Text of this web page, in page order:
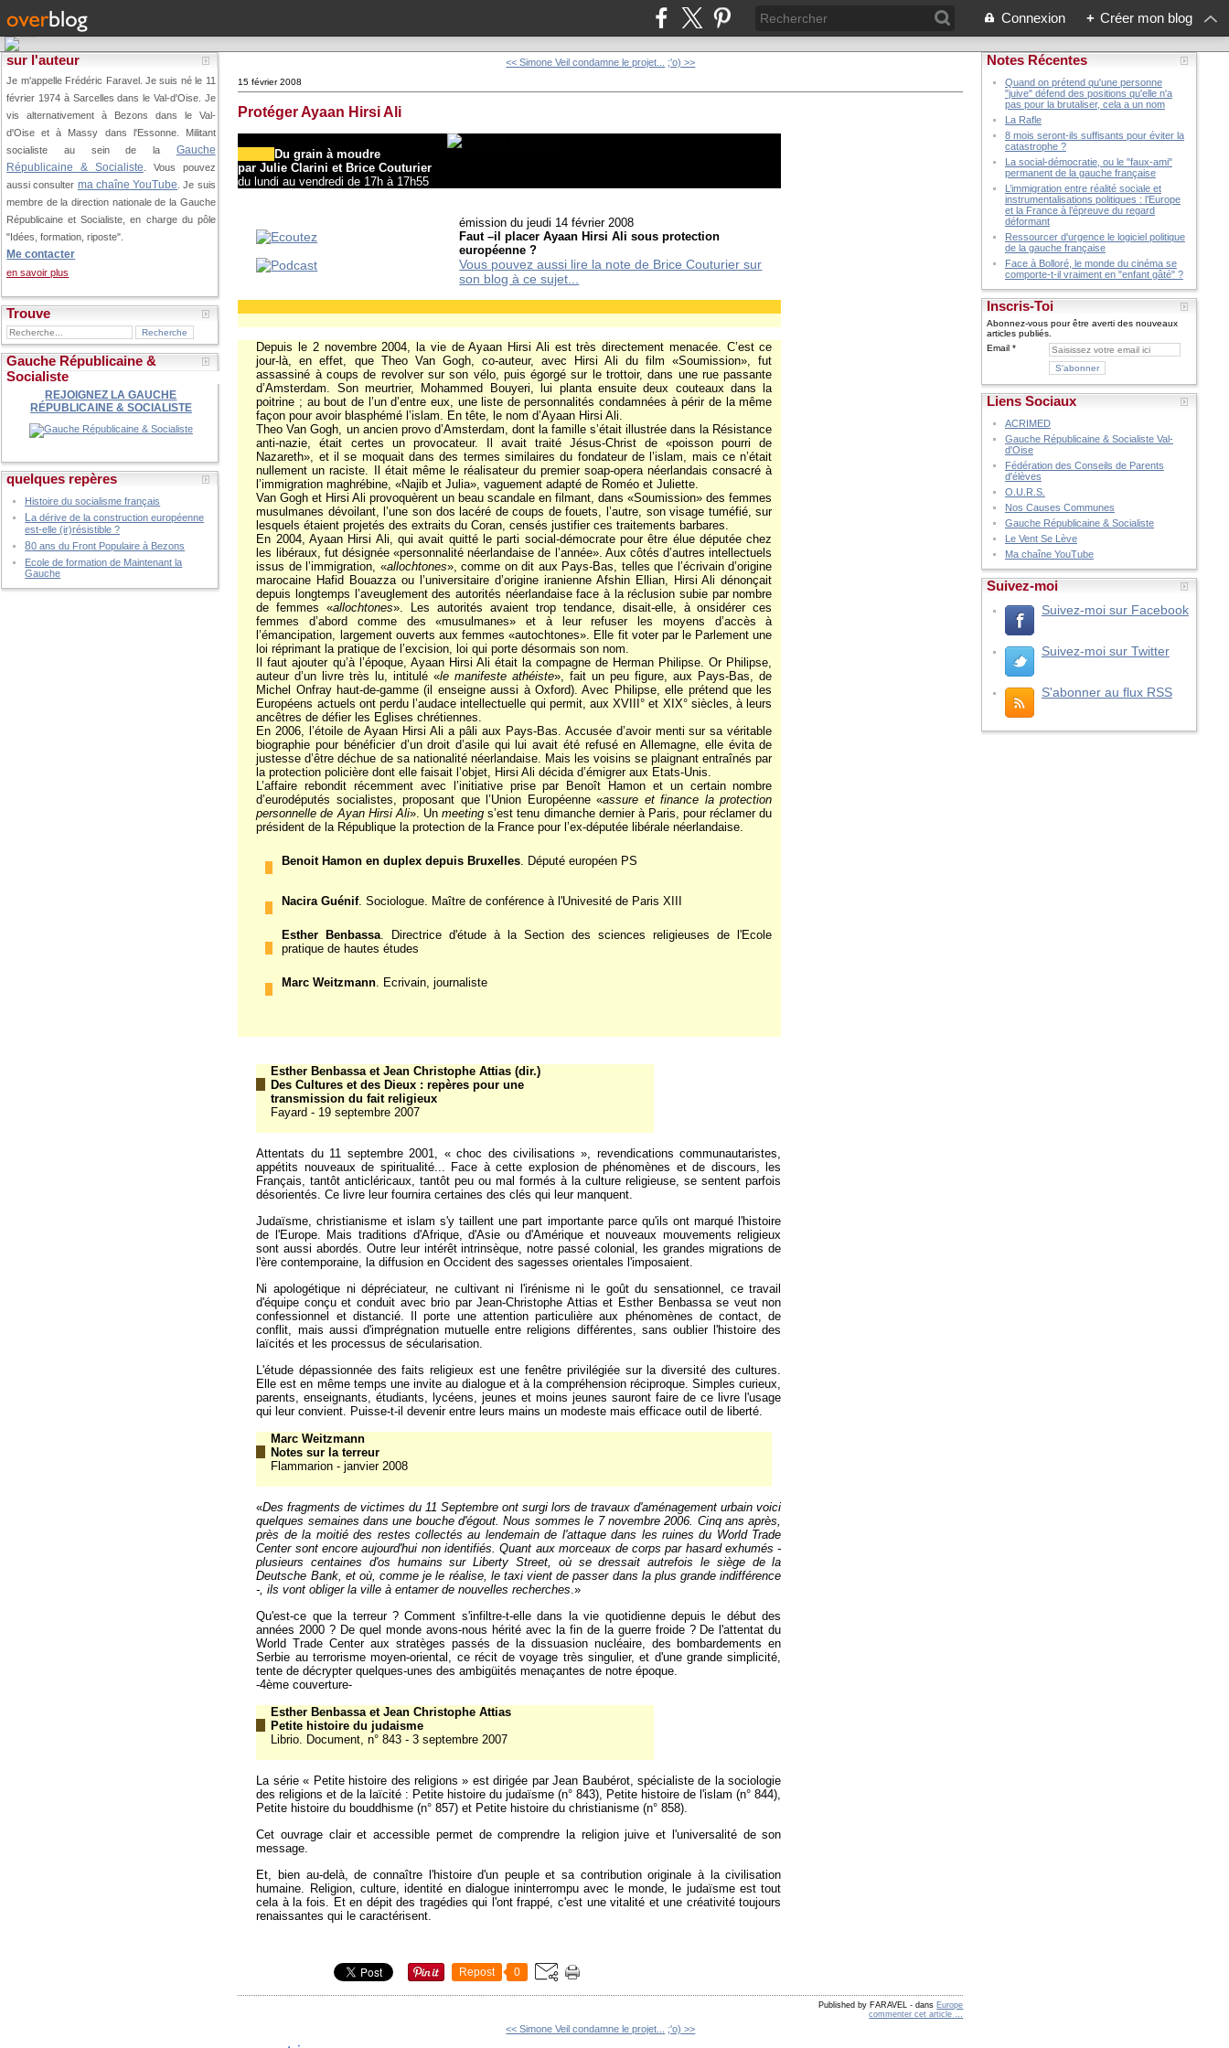
Connexion + Créer mon blog
sur l'auteur
Je m'appelle Frédéric Faravel. Je suis né le 11
février 1974 à Sarcelles dans le Val-d'Oise. Je
vis alternativement à Bezons dans le Val-
d'Oise et à Massy dans l'Essonne. Militant
socialiste au sein de la Gauche
Républicaine & Socialiste . Vous pouvez
aussi consulter ma chaîne YouTube . Je suis
membre de la direction nationale de la Gauche
Républicaine et Socialiste, en charge du pôle
"Idées, formation, riposte".
Me contacter
en savoir plus
Trouve
Gauche Républicaine &
Socialiste
REJOIGNEZ LA GAUCHE
RÉPUBLICAINE & SOCIALISTE
quelques repères
Histoire du socialisme français
La dérive de la construction européenne
est-elle (ir)résistible ?
80 ans du Front Populaire à Bezons
Ecole de formation de Maintenant la
Gauche
<< Simone Veil condamne le projet... ;'o) >>
15 février 2008
Protéger Ayaan Hirsi Ali
Du grain à moudre
par Julie Clarini et Brice Couturier
du lundi au vendredi de 17h à 17h55
émission du jeudi 14 février 2008
Faut –il placer Ayaan Hirsi Ali sous protection
européenne ?
Vous pouvez aussi lire la note de Brice Couturier sur
son blog à ce sujet...
Depuis le 2 novembre 2004, la vie de Ayaan Hirsi Ali est très directement menacée. C’est ce
jour-là, en effet, que Theo Van Gogh, co-auteur, avec Hirsi Ali du film «Soumission», fut
assassiné à coups de revolver sur son vélo, puis égorgé sur le trottoir, dans une rue passante
d’Amsterdam. Son meurtrier, Mohammed Bouyeri, lui planta ensuite deux couteaux dans la
poitrine ; au bout de l’un d’entre eux, une liste de personnalités condamnées à périr de la même
façon pour avoir blasphémé l’islam. En tête, le nom d’Ayaan Hirsi Ali.
Theo Van Gogh, un ancien provo d’Amsterdam, dont la famille s’était illustrée dans la Résistance
anti-nazie, était certes un provocateur. Il avait traité Jésus-Christ de «poisson pourri de
Nazareth», et il se moquait dans des termes similaires du fondateur de l’islam, mais ce n’était
nullement un raciste. Il était même le réalisateur du premier soap-opera néerlandais consacré à
l’immigration maghrébine, «Najib et Julia», vaguement adapté de Roméo et Juliette.
Van Gogh et Hirsi Ali provoquèrent un beau scandale en filmant, dans «Soumission» des femmes
musulmanes dévoilant, l’une son dos lacéré de coups de fouets, l’autre, son visage tuméfié, sur
lesquels étaient projetés des extraits du Coran, censés justifier ces traitements barbares.
En 2004, Ayaan Hirsi Ali, qui avait quitté le parti social-démocrate pour être élue députée chez
les libéraux, fut désignée «personnalité néerlandaise de l’année». Aux côtés d’autres intellectuels
issus de l’immigration, «allochtones», comme on dit aux Pays-Bas, telles que l’écrivain d’origine
marocaine Hafid Bouazza ou l’universitaire d’origine iranienne Afshin Ellian, Hirsi Ali dénonçait
depuis longtemps l’aveuglement des autorités néerlandaise face à la réclusion subie par nombre
de femmes «allochtones». Les autorités avaient trop tendance, disait-elle, à onsidérer ces
femmes d’abord comme des «musulmanes» et à leur refuser les moyens d’accès à
l’émancipation, largement ouverts aux femmes «autochtones». Elle fit voter par le Parlement une
loi réprimant la pratique de l’excision, loi qui porte désormais son nom.
Il faut ajouter qu’à l’époque, Ayaan Hirsi Ali était la compagne de Herman Philipse. Or Philipse,
auteur d’un livre très lu, intitulé «le manifeste athéiste», fait un peu figure, aux Pays-Bas, de
Michel Onfray haut-de-gamme (il enseigne aussi à Oxford). Avec Philipse, elle prétend que les
Européens actuels ont perdu l’audace intellectuelle qui permit, aux XVIII° et XIX° siècles, à leurs
ancêtres de défier les Eglises chrétiennes.
En 2006, l’étoile de Ayaan Hirsi Ali a pâli aux Pays-Bas. Accusée d’avoir menti sur sa véritable
biographie pour bénéficier d’un droit d’asile qui lui avait été refusé en Allemagne, elle évita de
justesse d’être déchue de sa nationalité néerlandaise. Mais les voisins se plaignant entraînés par
la protection policière dont elle faisait l’objet, Hirsi Ali décida d’émigrer aux Etats-Unis.
L’affaire rebondit récemment avec l’initiative prise par Benoît Hamon et un certain nombre
d’eurodéputés socialistes, proposant que l’Union Européenne «assure et finance la protection
personnelle de Ayan Hirsi Ali». Unmeeting s’est tenu dimanche dernier à Paris, pour réclamer du
président de la République la protection de la France pour l’ex-députée libérale néerlandaise.
Benoit Hamon en duplex depuis Bruxelles . Député européen PS
Nacira Guénif. Sociologue. Maître de conférence à l'Univesité de Paris XIII
Esther Benbassa . Directrice d'étude à la Section des sciences religieuses de l'Ecole
pratique de hautes études
Marc Weitzmann . Ecrivain, journaliste
Esther Benbassa et Jean Christophe Attias (dir.)
Des Cultures et des Dieux : repères pour une
transmission du fait religieux
Fayard - 19 septembre 2007
Attentats du 11 septembre 2001, « choc des civilisations », revendications communautaristes,
appétits nouveaux de spiritualité... Face à cette explosion de phénomènes et de discours, les
Français, tantôt anticléricaux, tantôt peu ou mal formés à la culture religieuse, se sentent parfois
désorientés. Ce livre leur fournira certaines des clés qui leur manquent.
Judaïsme, christianisme et islam s'y taillent une part importante parce qu'ils ont marqué l'histoire
de l'Europe. Mais traditions d'Afrique, d'Asie ou d'Amérique et nouveaux mouvements religieux
sont aussi abordés. Outre leur intérêt intrinsèque, notre passé colonial, les grandes migrations de
l'ère contemporaine, la diffusion en Occident des sagesses orientales l'imposaient.
Ni apologétique ni dépréciateur, ne cultivant ni l'irénisme ni le goût du sensationnel, ce travail
d'équipe conçu et conduit avec brio par Jean-Christophe Attias et Esther Benbassa se veut non
confessionnel et distancié. Il porte une attention particulière aux phénomènes de contact, de
conflit, mais aussi d'imprégnation mutuelle entre religions différentes, sans oublier l'histoire des
laïcités et les processus de sécularisation.
L'étude dépassionnée des faits religieux est une fenêtre privilégiée sur la diversité des cultures.
Elle est en même temps une invite au dialogue et à la compréhension réciproque. Simples curieux,
parents, enseignants, étudiants, lycéens, jeunes et moins jeunes sauront faire de ce livre l'usage
qui leur convient. Puisse-t-il devenir entre leurs mains un modeste mais efficace outil de liberté.
Marc Weitzmann
Notes sur la terreur
Flammarion - janvier 2008
«Des fragments de victimes du 11 Septembre ont surgi lors de travaux d'aménagement urbain voici
quelques semaines dans une bouche d'égout. Nous sommes le 7 novembre 2006. Cinq ans après,
près de la moitié des restes collectés au lendemain de l'attaque dans les ruines du World Trade
Center sont encore aujourd'hui non identifiés. Quant aux morceaux de corps par hasard exhumés -
plusieurs centaines d'os humains sur Liberty Street, où se dressait autrefois le siège de la
Deutsche Bank, et où, comme je le réalise, le taxi vient de passer dans la plus grande indifférence
-, ils vont obliger la ville à entamer de nouvelles recherches .»
Qu'est-ce que la terreur ? Comment s'infiltre-t-elle dans la vie quotidienne depuis le début des
années 2000 ? De quel monde avons-nous hérité avec la fin de la guerre froide ? De l'attentat du
World Trade Center aux stratèges passés de la dissuasion nucléaire, des bombardements en
Serbie au terrorisme moyen-oriental, ce récit de voyage très singulier, et d'une grande simplicité,
tente de décrypter quelques-unes des ambigüités menaçantes de notre époque.
-4ème couverture-
Esther Benbassa et Jean Christophe Attias
Petite histoire du judaisme
Librio. Document, n° 843 - 3 septembre 2007
La série « Petite histoire des religions » est dirigée par Jean Baubérot, spécialiste de la sociologie
des religions et de la laïcité : Petite histoire du judaïsme (n° 843), Petite histoire de l'islam (n° 844),
Petite histoire du bouddhisme (n° 857) et Petite histoire du christianisme (n° 858).
Cet ouvrage clair et accessible permet de comprendre la religion juive et l'universalité de son
message.
Et, bien au-delà, de connaître l'histoire d'un peuple et sa contribution originale à la civilisation
humaine. Religion, culture, identité en dialogue ininterrompu avec le monde, le judaïsme est tout
cela à la fois. Et en dépit des tragédies qui l'ont frappé, c'est une vitalité et une créativité toujours
renaissantes qui le caractérisent.
Repost 0
Published by FARAVEL - dans Europe
commenter cet article
<< Simone Veil condamne le projet... ;'o) >>
Notes Récentes
Quand on prétend qu'une personne
"juive" défend des positions qu'elle n'a
pas pour la brutaliser, cela a un nom
La Rafle
8 mois seront-ils suffisants pour éviter la
catastrophe ?
La social-démocratie, ou le "faux-ami"
permanent de la gauche française
L’immigration entre réalité sociale et
instrumentalisations politiques : l’Europe
et la France à l’épreuve du regard
déformant
Ressourcer d'urgence le logiciel politique
de la gauche française
Face à Bolloré, le monde du cinéma se
comporte-t-il vraiment en "enfant gâté" ?
Inscris-Toi
Abonnez-vous pour être averti des nouveaux
articles publiés.
Email
Liens Sociaux
ACRIMED
Gauche Républicaine & Socialiste Val-
d'Oise
Fédération des Conseils de Parents
d'élèves
O.U.R.S.
Nos Causes Communes
Gauche Républicaine & Socialiste
Le Vent Se Lève
Ma chaîne YouTube
Suivez-moi
Suivez-moi sur Facebook
Suivez-moi sur Twitter
S'abonner au flux RSS